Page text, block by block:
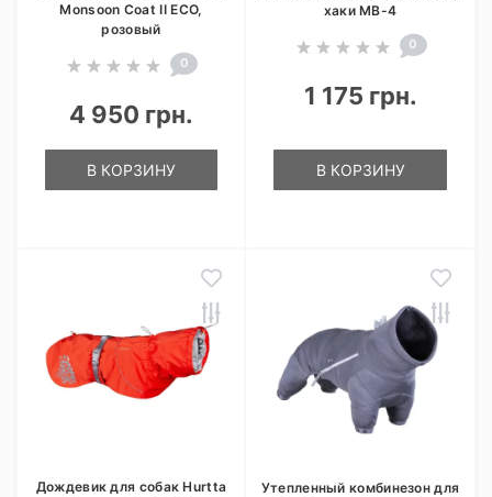
Monsoon Coat II ECO,
розовый
0
4 950 грн.
В КОРЗИНУ
хаки MB-4
0
1 175 грн.
В КОРЗИНУ
Дождевик для собак Hurtta
Утепленный комбинезон для